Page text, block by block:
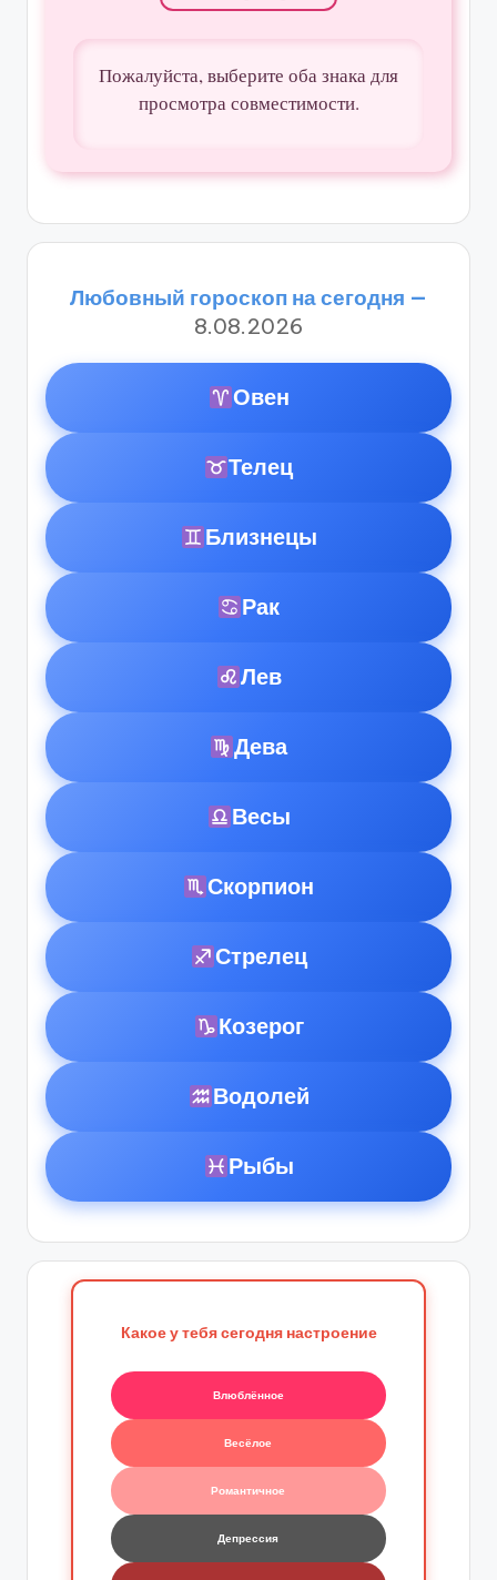
Пожалуйста, выберите оба знака для
просмотра совместимости.
Любовный гороскоп на сегодня —
8.08.2026
Овен
Телец
Близнецы
Рак
Лев
Дева
Весы
Скорпион
Стрелец
Козерог
Водолей
Рыбы
Какое у тебя сегодня настроение
Влюблённое
Весёлое
Романтичное
Депрессия